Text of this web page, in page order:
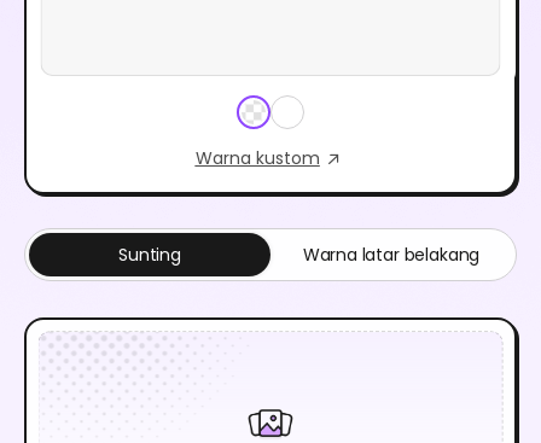
Warna kustom
Sunting Warna latar belakang